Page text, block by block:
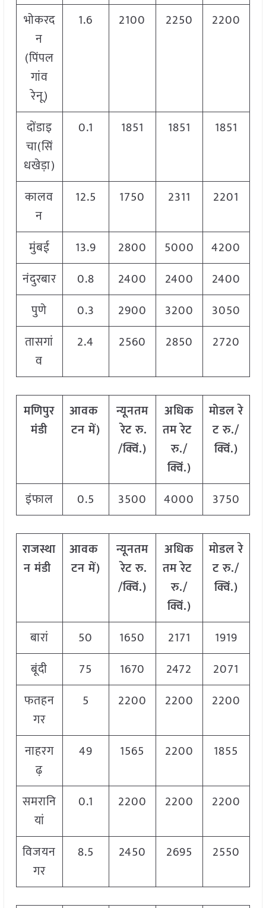
भोकरद
न
(पिंपल
गांव
रेनू)
1.6 2100 2250 2200
दोंडाइ
चा(सिं
धखेड़ा)
0.1 1851 1851 1851
कालव
न
12.5 1750 2311 2201
मुंबई 13.9 2800 5000
4200
नंदुरबार
0.8 2400 2400
2400
पुणे
0.3 2900 3200
3050
तासगां
व
2.4 2560 2850 2720
मणिपुर
मंडी
आवक
टनमें)
न्यूनतम
रेटरु.
/क्विं.)
अधिक
तमरेट
रु./
क्विं.)
मोडलरे
टरु./
क्विं.)
इंफाल 0.5 3500 4000 3750
राजस्था
न मंडी
आवक
टनमें)
न्यूनतम
रेटरु.
/क्विं.)
अधिक
तमरेट
रु./
क्विं.)
मोडलरे
टरु./
क्विं.)
बारां 50 1650 2171
1919
बूंदी
75 1670 2472
2071
फतहन
गर
5 2200 2200 2200
नाहरग
ढ़
49 1565 2200 1855
समरानि
यां
0.1 2200 2200 2200
विजयन
गर
8.5 2450 2695 2550